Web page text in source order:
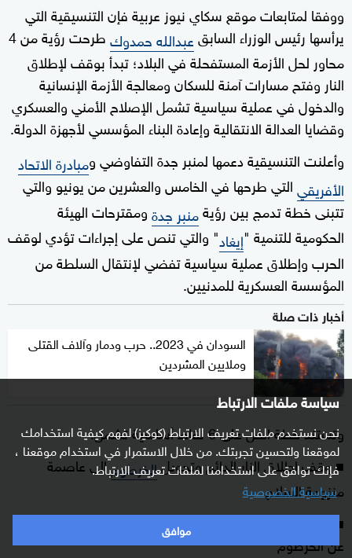
سياسة ملفات الارتباط
نحن نستخدم ملفات تعريف الارتباط (كوكيز) لفهم كيفية استخدامك
لموقعنا ولتحسين تجربتك. من خلال الاستمرار في استخدام موقعنا ،
فإنك توافق على استخدامنا لملفات تعريف الارتباط.
سياسية الخصوصية
موافق
ووفقا لمتابعات موقع سكاي نيوز عربية فإن التنسيقية التي
يرأسها رئيس الوزراء السابقعبدالله حمدوك
طرحت رؤية من 4
محاور لحل الأزمة المستفحلة في البلاد؛ تبدأ بوقف لإطلاق
النار وفتح مسارات آمنة للسكان ومعالجة الأزمة الإنسانية
والدخول في عملية سياسية تشمل الإصلاح الأمني والعسكري
وقضايا العدالة الانتقالية وإعادة البناء المؤسسي لأجهزة الدولة.
وأعلنت التنسيقية دعمها لمنبر جدة التفاوضي ومبادرة الاتحاد
الأفريقيالتي طرحها في الخامس والعشرين من يونيو والتي
تتبنى خطة تدمج بين رؤيةمنبر جدةومقترحات الهيئة
الحكومية للتنمية "إيغاد" والتي تنص على إجراءات تؤدي لوقف
الحرب وإطلاق عملية سياسية تفضي لإنتقال السلطة من
المؤسسة العسكرية للمدنيين.
أخبار ذات صلة
السودان في 2023.. حرب ودمار وآلاف القتلى
وملايين المشردين
وتستند خطة الحل على 6 نقاط أساسية تشمل:
■ وقف إطلاق النار الدائم وتحويلالخرطومإلى عاصمة
منزوعة السلاح
■ إخراج قوات طرفي القتال إلى مراكز تجميع تبعد 50 كيلومترا
عن الخرطوم